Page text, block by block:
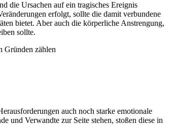
die Ursachen auf ein tragisches Ereignis
erfolgt, sollte die damit verbundene
bietet. Aber auch die körperliche Anstrengung,
sollte.
Gründen zählen
auch noch starke emotionale
und Verwandte zur Seite stehen, stoßen diese in